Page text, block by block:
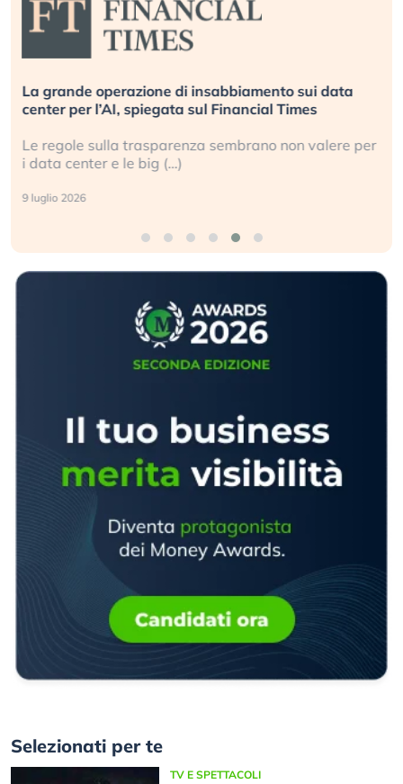
La grande operazione di insabbiamento sui data
center per l’AI, spiegata sul Financial Times
Le regole sulla trasparenza sembrano non valere per
i data center e le big (…)
9 luglio 2026
Selezionati per te
TV E SPETTACOLI